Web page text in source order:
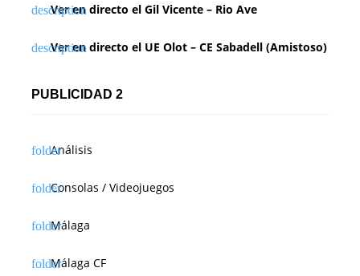
Ver en directo el Gil Vicente – Rio Ave
Ver en directo el UE Olot – CE Sabadell (Amistoso)
PUBLICIDAD 2
Análisis
Consolas / Videojuegos
Málaga
Málaga CF